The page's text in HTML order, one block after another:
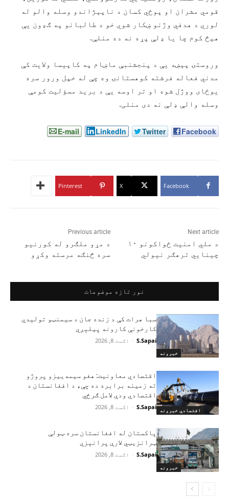
قومي مشران او پوځي کسان د ناپېژاندو وسله‌ والو له
لوري د هدفي وژنو ښکار شوي خو د طالبانو په ګډون یې
هېڅ کوم چا یا ډلې پړه نه ده منلې.
وروستۍ پېښه يې د پنجشنبې ماښام په کاپیسا ولایت کې
مدني فعاله فرشته کوهستانۍ وه چې له خپل ورور سره
یوځای ووژل شوه او تر اوسه یې د برید مسؤلیت کومې
وسله‌ والې ډلې نه دی منلی.
Facebook
Twitter
LinkedIn
E-mail
Facebook
X
Pinterest
Previous article
د مړو ملګرو له کورنیو
سره څنګه مرسته وکړو
Next article
د ملي امنیت ځواکونو ۱۰
چینايي ترهګر نیولي
نور تازه موضوعات
خبرونه
سبا هرات کې د زنده جان د سیمنټو تولیدي
کارخونې کارونه پیلېږي
S.Sapai
- اګست 8, 2026
اقتصادي خبرونه
اقتصادي معاونیت: هغو سیمه‌ییزو پروژو
ته زمینه برابره ده چې، د افغانستان د
اقتصادي ودې لامل ګرځي
S.Sapai
- اګست 8, 2026
خبرونه
پاکستان له افغانستان سره ټولې
ټرانزیټي لارې پرانېزي
S.Sapai
- اګست 8, 2026